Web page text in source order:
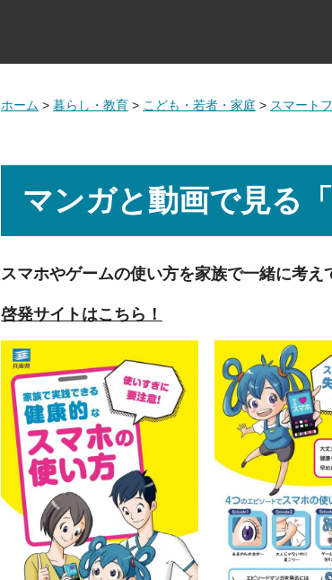
ホーム > 暮らし・教育 > こども・若者・家庭 > スマート
マンガと動画で見る
スマホやゲームの使い方を家族で一緒に考え
啓発サイトはこちら！